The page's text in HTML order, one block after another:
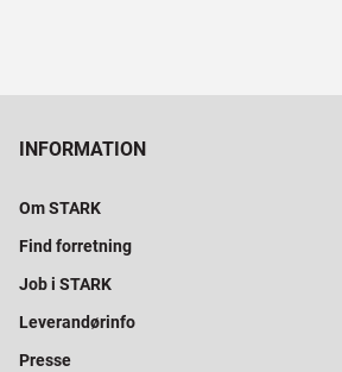
INFORMATION
Om STARK
Find forretning
Job i STARK
Leverandørinfo
Presse